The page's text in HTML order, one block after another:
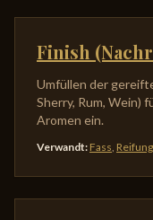
Finish
Umfüllen der
Sherry, Rum, Wein)
Aromen ein.
Verwandt: Fass, Reifung